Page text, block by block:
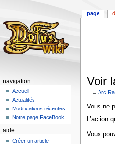
Voir
←Arc
Aller
à
navigation
Aller
à
recherche
Vous ne
L’action
Vous
page
navigation
Accueil
Actualités
Modifications récentes
Notre page FaceBook
aide
Créer un article